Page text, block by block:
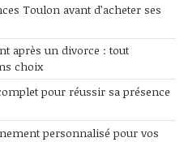
Toulon avant d’acheter ses
après un divorce : tout
choix
pour réussir sa présence
personnalisé pour vos